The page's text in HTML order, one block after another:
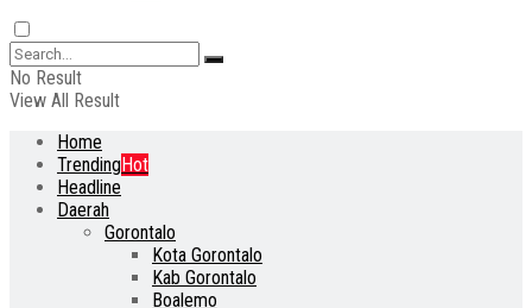
No Result
View All Result
Home
TrendingHot
Headline
Daerah
Gorontalo
Kota Gorontalo
Kab Gorontalo
Boalemo